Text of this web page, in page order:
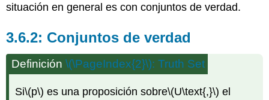
situación en general es con conjuntos de verdad.
Conjuntos de verdad
Definición\(\PageIndex{2}\): Truth Set
Si\(p\) es una proposición sobre\(U\text{,}\) el